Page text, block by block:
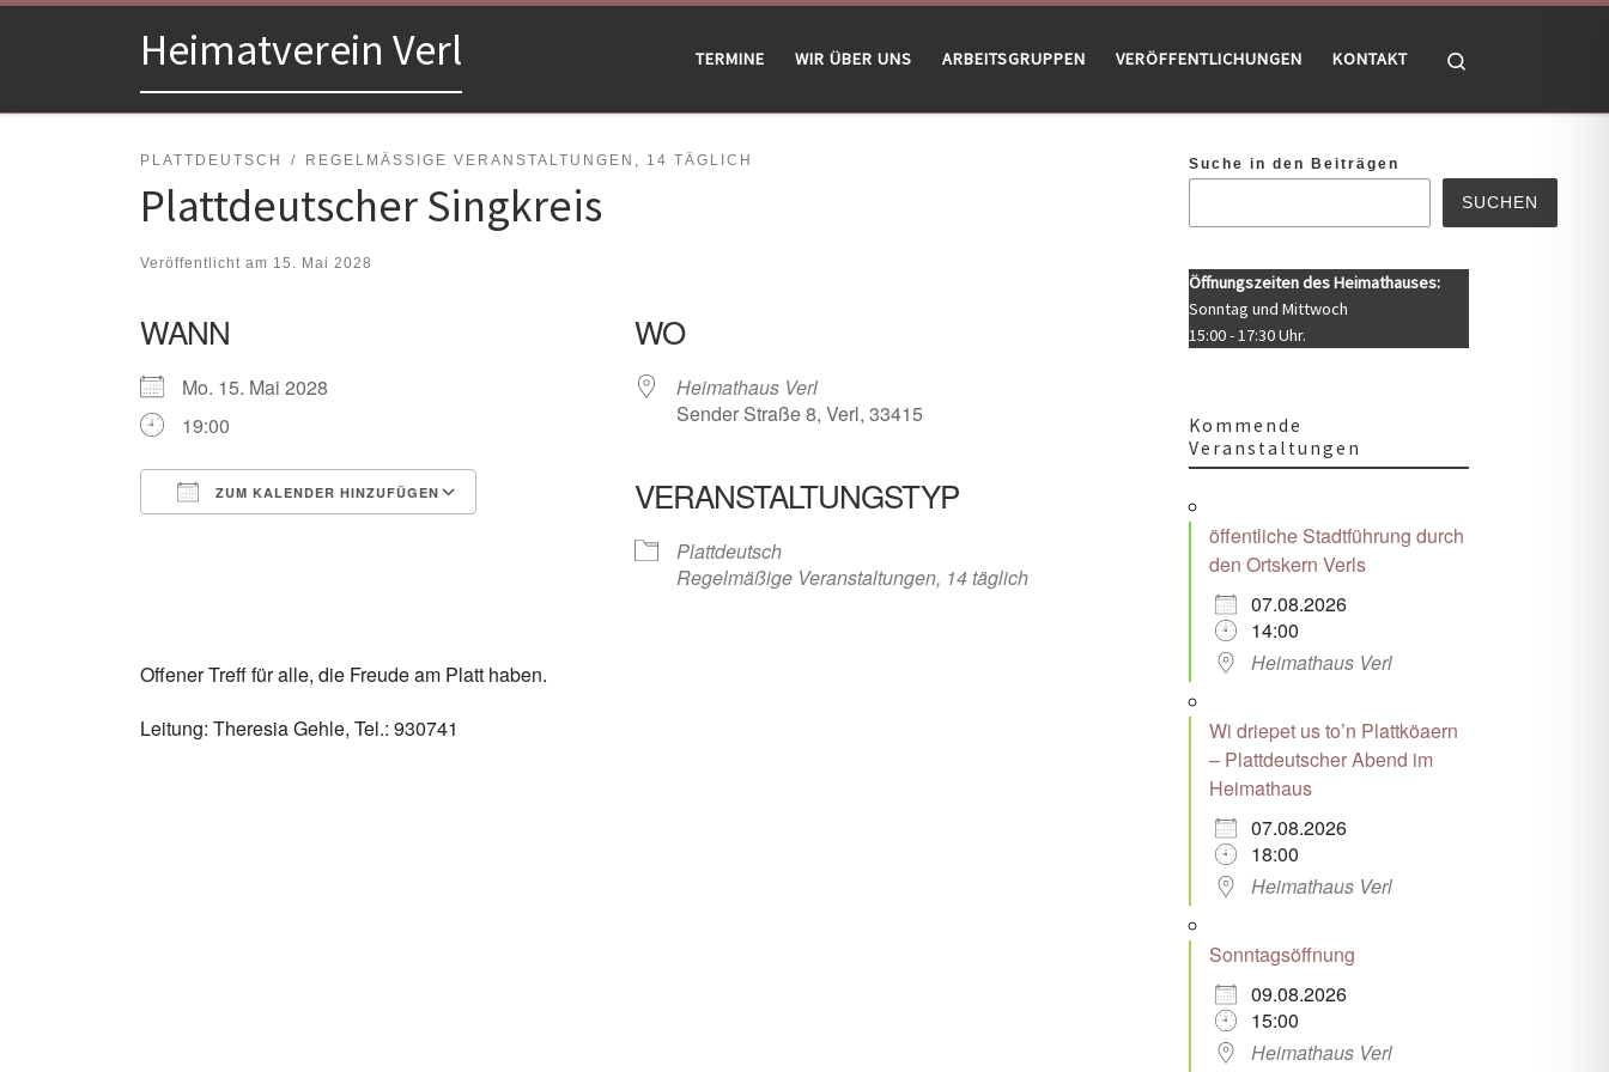
Zum Inhalt springenHeimatverein Verl TERMINE WIR ÜBER UNS ARBEITSGRUPPEN VERÖFFENTLICHUNGEN KONTAKT
PLATTDEUTSCH REGELMÄSSIGE VERANSTALTUNGEN, 14 TÄGLICH
Plattdeutscher Singkreis
Veröffentlicht am 15. Mai 2028
WANN
Mo. 15. Mai 2028
19:00
ZUM KALENDER HINZUFÜGEN
Google Kalender Office 365 Outlook Live
WO
Heimathaus Verl
Sender Straße 8, Verl, 33415
VERANSTALTUNGSTYP
Plattdeutsch
Regelmäßige Veranstaltungen, 14 täglich
Offener Treff für alle, die Freude am Platt haben.
Leitung: Theresia Gehle, Tel.: 930741
Suche in den Beiträgen
SUCHEN
Öffnungszeiten des Heimathauses:
Sonntag und Mittwoch
15:00 - 17:30 Uhr.
Kommende
Veranstaltungen
öffentliche Stadtführung durch
den Ortskern Verls
07.08.2026
14:00
Heimathaus Verl
Wi driepet us to’n Plattköaern
– Plattdeutscher Abend im
Heimathaus
07.08.2026
18:00
Heimathaus Verl
Sonntagsöffnung
09.08.2026
15:00
Heimathaus Verl